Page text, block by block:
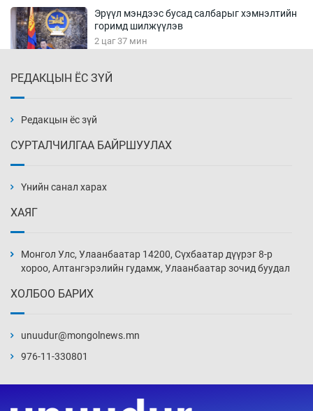
Эрүүл мэндээс бусад салбарыг хэмнэлтийн
горимд шилжүүлэв
2 цаг 37 мин
2 цаг 52 мин
3 цаг 7 мин
3 цаг 37 мин
4 цаг 7 мин
4 цаг 37 мин
РЕДАКЦЫН ЁС ЗҮЙ
Редакцын ёс зүй
СУРТАЛЧИЛГАА БАЙРШУУЛАХ
Үнийн санал харах
ХАЯГ
Монгол Улс, Улаанбаатар 14200, Сүхбаатар дүүрэг 8-р
хороо, Алтангэрэлийн гудамж, Улаанбаатар зочид буудал
ХОЛБОО БАРИХ
unuudur@mongolnews.mn
976-11-330801